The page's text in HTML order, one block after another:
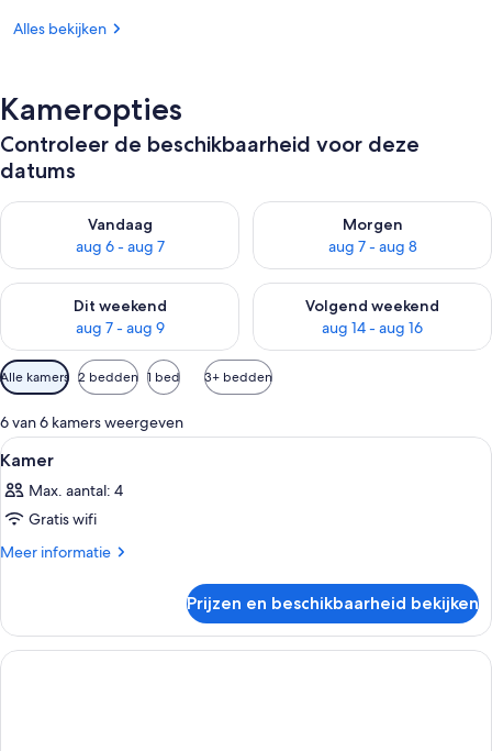
Alles bekijken
Kameropties
Controleer de beschikbaarheid voor deze
datums
Vandaag
aug 6 - aug 7
De beschikbaarheid controleren voor vanavond aug 6 - aug 7
Morgen
aug 7 - aug 8
De beschikbaarheid
Dit weekend
aug 7 - aug 9
De beschikbaarheid controleren voor dit weekend aug 7 -
Volgend weekend
aug 14 - aug 16
De beschikbaarheid
Beschikbare
filters
voor
kamers
Alle kamers 2 bedden 1 bed 3+ bedden
6 van 6 kamers weergeven
Alle
foto's
voor
Kamer
laden
Een hotelkamer met twee bedden,
3
Kamer
Max. aantal: 4
Gratis wifi
Meer informatie
Meer
Prijzen en beschikbaarheid bekijken